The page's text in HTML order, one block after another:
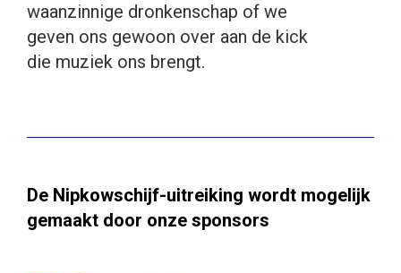
waanzinnige dronkenschap of we
geven ons gewoon over aan de kick
die muziek ons brengt.
De Nipkowschijf-uitreiking wordt mogelijk
gemaakt door onze sponsors